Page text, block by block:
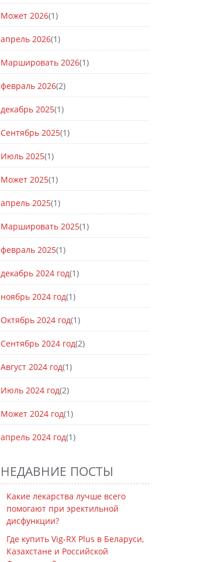
Может 2026(1)
апрель 2026(1)
Маршировать 2026(1)
февраль 2026(2)
декабрь 2025(1)
Сентябрь 2025(1)
Июль 2025(1)
Может 2025(1)
апрель 2025(1)
Маршировать 2025(1)
февраль 2025(1)
декабрь 2024 год(1)
ноябрь 2024 год(1)
Октябрь 2024 год(1)
Сентябрь 2024 год(2)
Август 2024 год(1)
Июль 2024 год(2)
Может 2024 год(1)
апрель 2024 год(1)
НЕДАВНИЕ ПОСТЫ
Какие лекарства лучше всего
помогают при эректильной
дисфункции?
Где купить Vig-RX Plus в Беларуси,
Казахстане и Российской